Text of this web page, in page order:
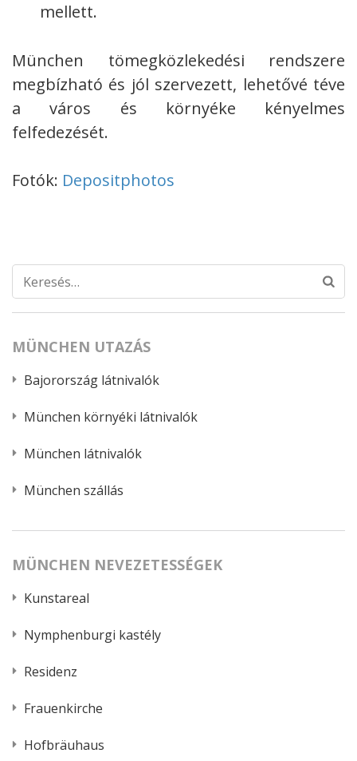
mellett.
München tömegközlekedési rendszere
megbízható és jól szervezett, lehetővé téve
a város és környéke kényelmes
felfedezését.
Fotók: Depositphotos
Keresés:
MÜNCHEN UTAZÁS
Bajorország látnivalók
München környéki látnivalók
München látnivalók
München szállás
MÜNCHEN NEVEZETESSÉGEK
Kunstareal
Nymphenburgi kastély
Residenz
Frauenkirche
Hofbräuhaus